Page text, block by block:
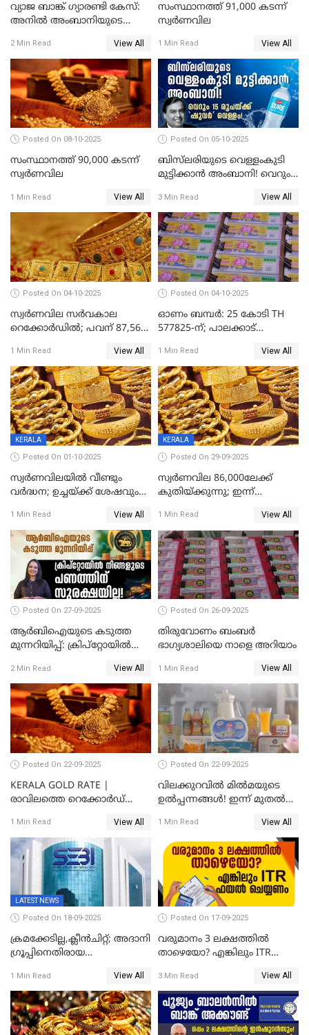
വ്യാജ ബാങ്ക് ഗ്യാരണ്ടി കേസ്:
അനിൽ അംബാനിയുടെ
അറസ്റ്റിൽ; ഇഡി അന്വേഷണം
വ്യാപിപ്പിക്കുന്നു
2 Min Read View All
സംസ്ഥാനത്ത് 91,000 കടന്ന്
സ്വര്‍ണവില
1 Min Read View All
Posted On 08-10-2025
സംസ്ഥാനത്ത് 90,000 കടന്ന്
സ്വര്‍ണവില
1 Min Read View All
Posted On 05-10-2025
ബിസ്‌ലരിയുടെ വെള്ളംകുടി
മുട്ടിക്കാൻ അംബാനി! വെറും
3 Min Read View All
Posted On 04-10-2025
സ്വര്‍ണവില സര്‍വകാല
റെക്കോര്‍ഡില്‍; പവന് 87,560
1 Min Read View All
Posted On 04-10-2025
ഓണം ബമ്പർ: 25 കോടി TH
577825-ന്; പാലക്കാട്
മുന്നിൽ
1 Min Read View All
KERALA
Posted On 01-10-2025
സ്വർണവിലയിൽ വീണ്ടും
വർദ്ധന; ഉച്ചയ്ക്ക് ശേഷവും
കൂടിയത് പവന് 2,760 രൂപ
1 Min Read View All
KERALA
Posted On 29-09-2025
സ്വര്‍ണവില 86,000ലേക്ക്
കുതിയ്ക്കുന്നു; ഇന്ന്
1040 രൂപ
1 Min Read View All
Posted On 27-09-2025
ആർബിഐയുടെ കടുത്ത
മുന്നറിയിപ്പ്: ക്രിപ്റ്റോയിൽ
സുരക്ഷയില്ല!
2 Min Read View All
Posted On 26-09-2025
തിരുവോണം ബംബര്‍
ഭാഗ്യശാലിയെ നാളെ അറിയാം
1 Min Read View All
Posted On 22-09-2025
KERALA GOLD RATE |
രാവിലത്തെ റെക്കോർഡ്
തവണ കൂടി; പവൻ വില
83,000 ലേക്ക്
1 Min Read View All
Posted On 22-09-2025
വിലക്കുറവിൽ മിൽമയുടെ
ഉൽപ്പന്നങ്ങൾ! ഇന്ന് മുതൽ
ഉപഭോക്താക്കൾക്ക്
1 Min Read View All
LATEST NEWS
Posted On 18-09-2025
ക്രമക്കേടില്ല,ക്ലീൻചിറ്റ്; അദാനി
​ഗ്രൂപ്പിനെതിരായ
തള്ളി സെബി
1 Min Read View All
Posted On 17-09-2025
വരുമാനം 3 ലക്ഷത്തിൽ
താഴെയോ? എങ്കിലും ITR
3 Min Read View All